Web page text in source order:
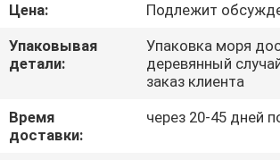
СВЯЖИТЕСЬ
МЫ
НОВОСТИ
Цена:
Подлежит
Упаковывая
детали:
Упаковка моря
деревянный
заказ клиента
Время
доставки:
через 20-45 дней